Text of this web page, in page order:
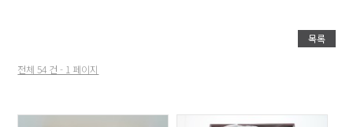
목록
전체 54 건 - 1 페이지